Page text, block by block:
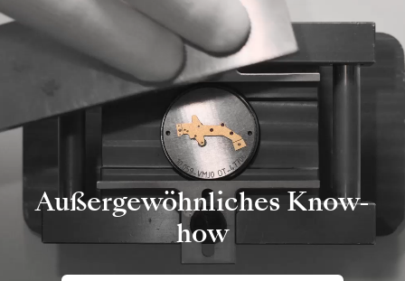
Außergewöhnliches Know-
how